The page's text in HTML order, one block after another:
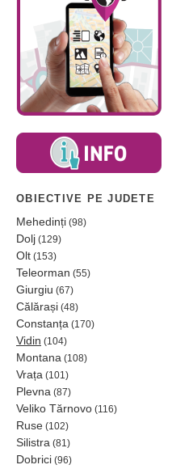
OBIECTIVE PE JUDETE
Mehedinți (98)
Dolj (129)
Olt (153)
Teleorman (55)
Giurgiu (67)
Călărași (48)
Constanța (170)
Vidin (104)
Montana (108)
Vrața (101)
Plevna (87)
Veliko Tărnovo (116)
Ruse (102)
Silistra (81)
Dobrici (96)